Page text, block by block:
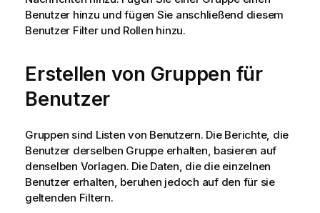
Benutzer hinzu und fügen Sie anschließend diesem
Benutzer Filter und Rollen hinzu.
Erstellen von Gruppen für
Benutzer
Gruppen sind Listen von Benutzern. Die Berichte, die
Benutzer derselben Gruppe erhalten, basieren auf
denselben Vorlagen. Die Daten, die die einzelnen
Benutzer erhalten, beruhen jedoch auf den für sie
geltenden Filtern.